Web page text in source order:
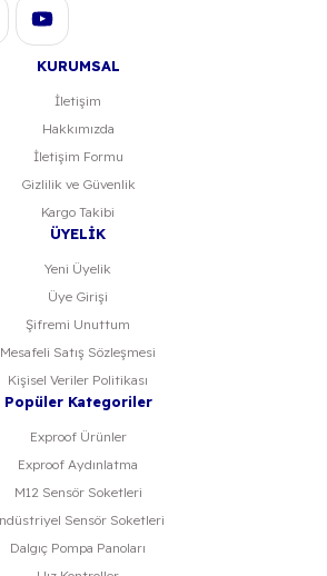
Gönder
KURUMSAL
İletişim
Hakkımızda
İletişim Formu
Gizlilik ve Güvenlik
Kargo Takibi
ÜYELİK
Yeni Üyelik
Üye Girişi
Şifremi Unuttum
Mesafeli Satış Sözleşmesi
Kişisel Veriler Politikası
Popüler Kategoriler
Exproof Ürünler
Exproof Aydınlatma
M12 Sensör Soketleri
Sensör Soketleri
Dalgıç Pompa Panoları